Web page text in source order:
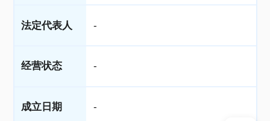
法定代表人 -
经营状态 -
成立日期 -